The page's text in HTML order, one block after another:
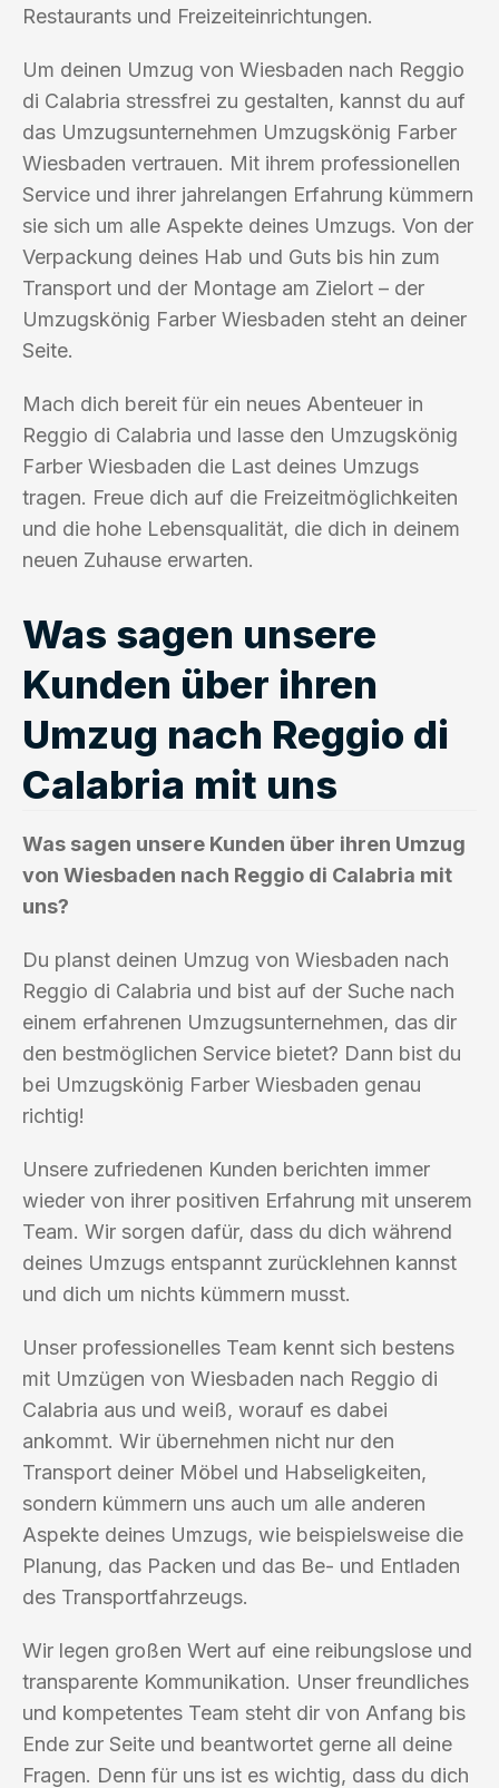
Restaurants und Freizeiteinrichtungen.
Um deinen Umzug von Wiesbaden nach Reggio
di Calabria stressfrei zu gestalten, kannst du auf
das Umzugsunternehmen Umzugskönig Farber
Wiesbaden vertrauen. Mit ihrem professionellen
Service und ihrer jahrelangen Erfahrung kümmern
sie sich um alle Aspekte deines Umzugs. Von der
Verpackung deines Hab und Guts bis hin zum
Transport und der Montage am Zielort – der
Umzugskönig Farber Wiesbaden steht an deiner
Seite.
Mach dich bereit für ein neues Abenteuer in
Reggio di Calabria und lasse den Umzugskönig
Farber Wiesbaden die Last deines Umzugs
tragen. Freue dich auf die Freizeitmöglichkeiten
und die hohe Lebensqualität, die dich in deinem
neuen Zuhause erwarten.
Was sagen unsere
Kunden über ihren
Umzug nach Reggio di
Calabria mit uns
Was sagen unsere Kunden über ihren Umzug
von Wiesbaden nach Reggio di Calabria mit
uns?
Du planst deinen Umzug von Wiesbaden nach
Reggio di Calabria und bist auf der Suche nach
einem erfahrenen Umzugsunternehmen, das dir
den bestmöglichen Service bietet? Dann bist du
bei Umzugskönig Farber Wiesbaden genau
richtig!
Unsere zufriedenen Kunden berichten immer
wieder von ihrer positiven Erfahrung mit unserem
Team. Wir sorgen dafür, dass du dich während
deines Umzugs entspannt zurücklehnen kannst
und dich um nichts kümmern musst.
Unser professionelles Team kennt sich bestens
mit Umzügen von Wiesbaden nach Reggio di
Calabria aus und weiß, worauf es dabei
ankommt. Wir übernehmen nicht nur den
Transport deiner Möbel und Habseligkeiten,
sondern kümmern uns auch um alle anderen
Aspekte deines Umzugs, wie beispielsweise die
Planung, das Packen und das Be- und Entladen
des Transportfahrzeugs.
Wir legen großen Wert auf eine reibungslose und
transparente Kommunikation. Unser freundliches
und kompetentes Team steht dir von Anfang bis
Ende zur Seite und beantwortet gerne all deine
Fragen. Denn für uns ist es wichtig, dass du dich